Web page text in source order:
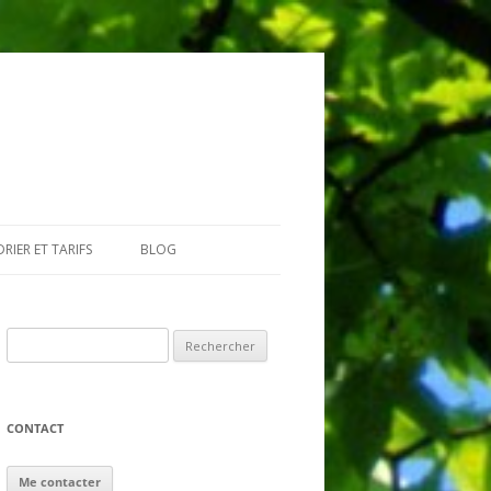
ET TARIFS BLOG
CONTACT
Me contacter